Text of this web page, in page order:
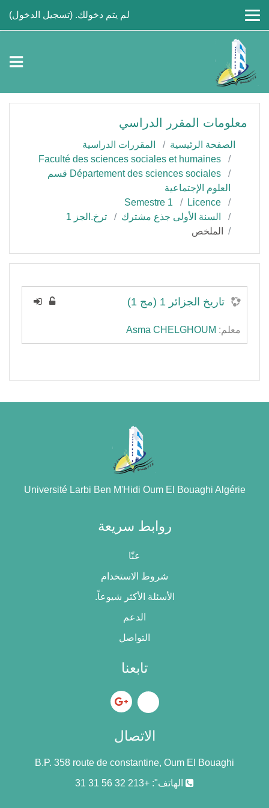
لم يتم دخولك. (تسجيل الدخول)
معلومات المقرر الدراسي
الصفحة الرئيسية
المقررات الدراسية
Faculté des sciences sociales et humaines
Département des sciences sociales قسم
العلوم الإجتماعية
Licence
Semestre 1
السنة الأولى جذع مشترك
ترخ.الجز 1
الملخص
تاريخ الجزائر 1 (مج 1)
معلم: Asma CHELGHOUM
Université Larbi Ben M'Hidi Oum El Bouaghi Algérie
روابط سريعة
عنّا
شروط الاستخدام
الأسئلة الأكثر شيوعاً.
الدعم
التواصل
تابعنا
الاتصال
B.P. 358 route de constantine, Oum El Bouaghi
الهاتف": +213 32 56 31 31